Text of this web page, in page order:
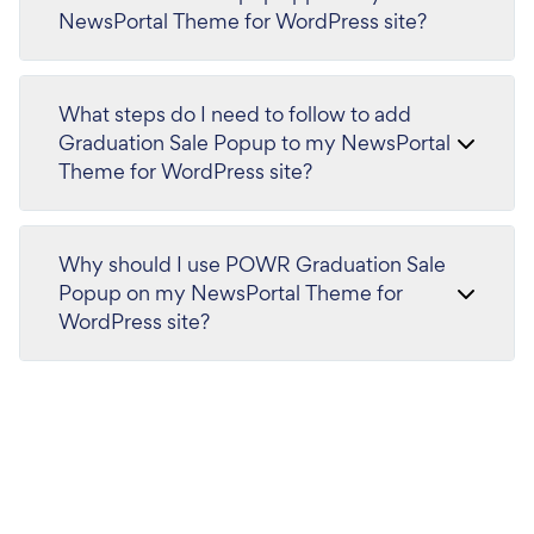
NewsPortal Theme for WordPress site?
What steps do I need to follow to add
Graduation Sale Popup to my NewsPortal
Theme for WordPress site?
Why should I use POWR Graduation Sale
Popup on my NewsPortal Theme for
WordPress site?